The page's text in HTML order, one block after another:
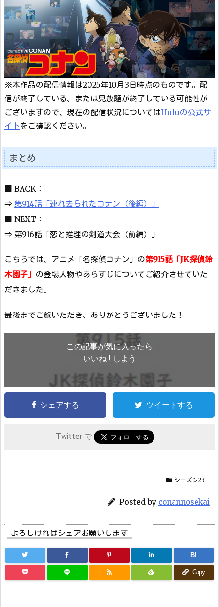
※本作品の配信情報は2025年10月3日時点のものです。配
信が終了している、または見放題が終了している可能性が
ございますので、現在の配信状況についてはHuluの公式サ
イトをご確認ください。
まとめ
■ BACK：
⇒ 第914話「連れ去られたコナン（後編）」
■ NEXT：
⇒ 第916話「恋と推理の剣道大会（前編）」
こちらでは、アニメ「名探偵コナン」の第915話「JK探偵鈴
木園子」 の登場人物やあらすじについてご紹介させていた
だきました。
最後までご覧いただき、ありがとうございました！
この記事が気に入ったら
いいね ! しよう
シェアする ツイートする
Twitter で
シーズン23
Posted by conannosekai
よろしければシェアお願いします
B!
Copy